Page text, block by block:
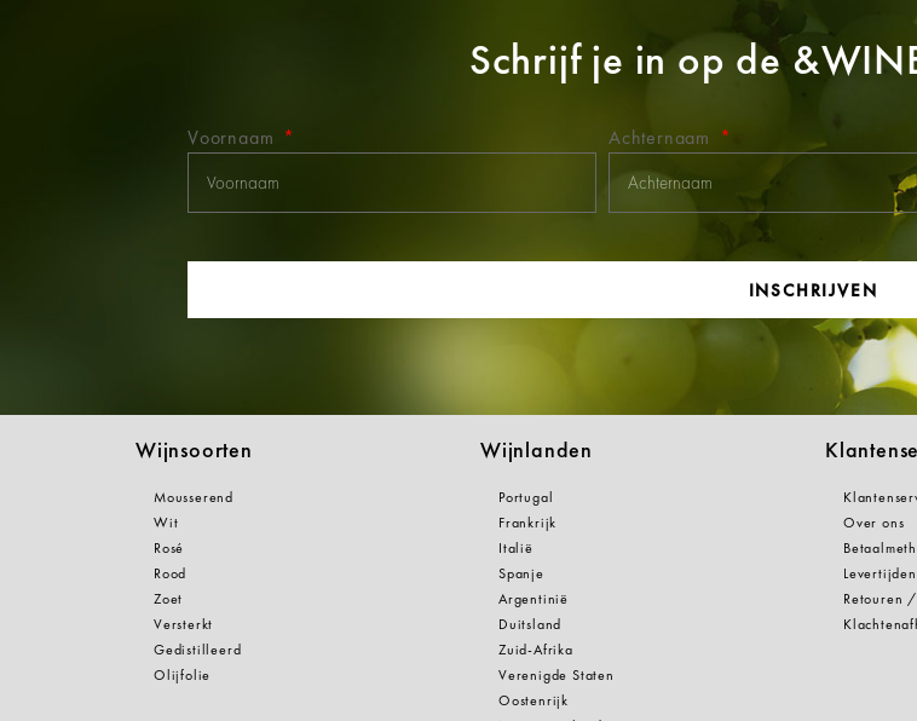
Schrijf je in op de
Voornaam Achternaam
INSCHRIJVEN
Wijnsoorten
Mousserend
Wit
Rosé
Rood
Zoet
Versterkt
Gedistilleerd
Olijfolie
Wijnlanden
Portugal
Frankrijk
Italië
Spanje
Argentinië
Duitsland
Zuid-Afrika
Verenigde Staten
Oostenrijk
Over ons
Retouren